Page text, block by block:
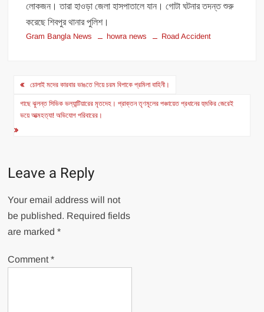
লোকজন। তারা হাওড়া জেলা হাসপাতালে যান। গোটা ঘটনার তদন্ত শুরু
করেছে শিবপুর থানার পুলিশ।
Gram Bangla News howra news Road Accident
Post
navigation
চোলাই মদের কারবার ভাঙতে গিয়ে চরম বিপাকে প্রমিলা বাহিনী।
গাছে ঝুলন্ত সিভিক ভল্যান্টিয়ারের মৃতদেহ। প্রাক্তন তৃণমূলের পঞ্চায়েত প্রধানের হুমকির জেরেই
ভয়ে আত্মহত্যা! অভিযোগ পরিবারের।
Leave a Reply
Your email address will not
be published. Required fields
are marked*
Comment*